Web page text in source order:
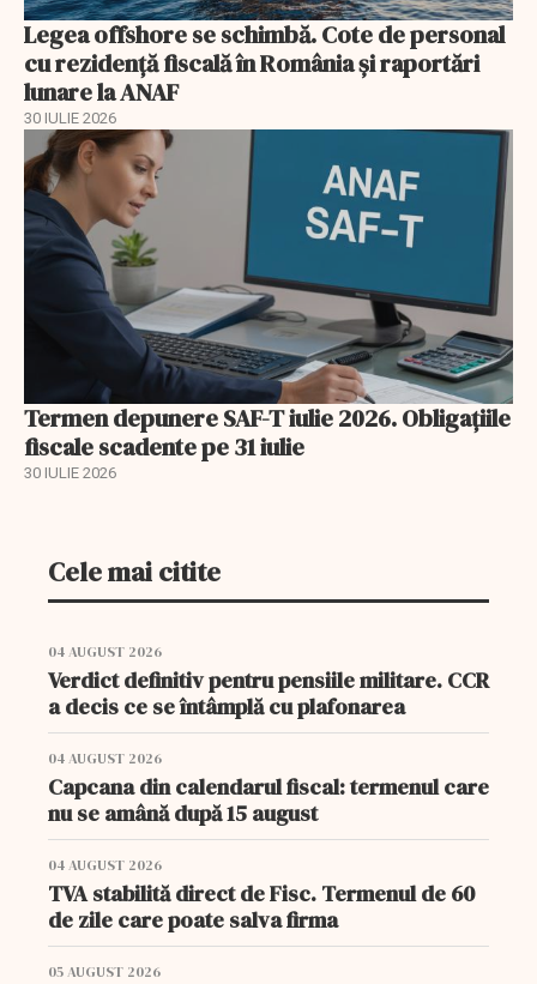
Legea offshore se schimbă. Cote de personal
cu rezidență fiscală în România și raportări
lunare la ANAF
30 IULIE 2026
Termen depunere SAF-T iulie 2026. Obligațiile
fiscale scadente pe 31 iulie
30 IULIE 2026
Cele mai citite
04 AUGUST 2026
Verdict definitiv pentru pensiile militare. CCR
a decis ce se întâmplă cu plafonarea
04 AUGUST 2026
Capcana din calendarul fiscal: termenul care
nu se amână după 15 august
04 AUGUST 2026
TVA stabilită direct de Fisc. Termenul de 60
de zile care poate salva firma
05 AUGUST 2026